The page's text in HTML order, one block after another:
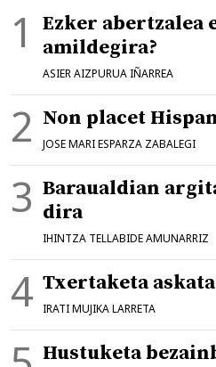
Ezker abertzalea
amildegira?
ASIER AIZPURUA IÑARREA
Non placet
JOSE MARI ESPARZA ZABALEGI
Baraualdian
dira
IHINTZA TELLABIDE AMUNARRIZ
Txertaketa
IRATI MUJIKA LARRETA
Hustuketa